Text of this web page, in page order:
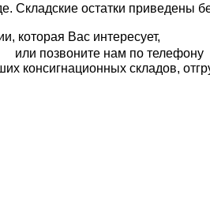
Складские остатки приведены
которая Вас интересует,
или позвоните нам по телефону
консигнационных складов,